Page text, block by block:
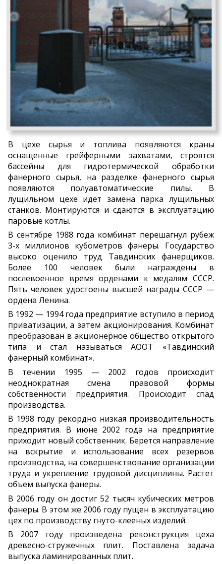
В цехе сырья и топлива появляются краны
оснащенные грейферными захватами, строятся
бассейны для гидротермической обработки
фанерного сырья, на разделке фанерного сырья
появляются полуавтоматические пилы. В
лущильном цехе идет замена парка лущильных
станков. Монтируются и сдаются в эксплуатацию
паровые котлы.
В сентябре 1988 года комбинат перешагнул рубеж
3-х миллионов кубометров фанеры. Государство
высоко оценило труд Тавдинских фанерщиков.
Более 100 человек были награждены в
послевоенное время орденами к медалям СССР.
Пять человек удостоены высшей награды СССР —
ордена Ленина.
В 1992 — 1994 года предприятие вступило в период
приватизации, а затем акционирования. Комбинат
преобразован в акционерное общество открытого
типа и стал называться АООТ «Тавдинский
фанерный комбинат».
В течении 1995 — 2002 годов происходит
неоднократная смена правовой формы
собственности предприятия. Происходит спад
производства.
В 1998 году рекордно низкая производительность
предприятия. В июне 2002 года на предприятие
приходит новый собственник. Берется направление
на вскрытие и использование всех резервов
производства, на совершенствование организации
труда и укрепление трудовой дисциплины. Растет
объем выпуска фанеры.
В 2006 году он достиг 52 тысяч кубических метров
фанеры. В этом же 2006 году пущен в эксплуатацию
цех по производству гнуто-клееных изделий.
В 2007 году произведена реконструкция цеха
древесно-стружечных плит. Поставлена задача
выпуска ламинированных плит.